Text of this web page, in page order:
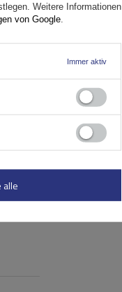
Weitere Informationen
von Google
Immer aktiv
alle